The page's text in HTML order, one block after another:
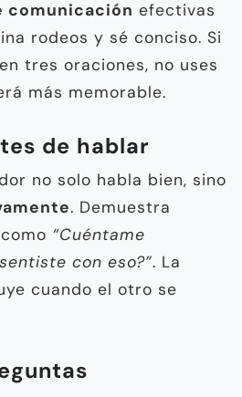
comunicación efectivas
rodeos y sé conciso. Si
tres oraciones, no uses
más memorable.
de hablar
no solo habla bien, sino
. Demuestra
“Cuéntame
con eso?”. La
cuando el otro se